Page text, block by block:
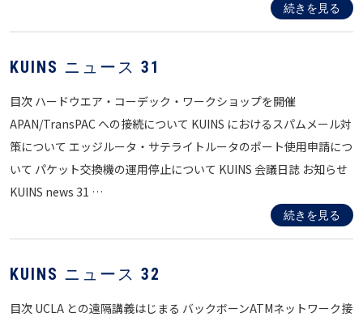
続きを見る
KUINS ニュース 31
目次 ハードウエア・コーデック・ワークショップを開催
APAN/TransPAC への接続について KUINS におけるスパムメール対
策について エッジルータ・サテライトルータのポート使用申請につ
いて パケット交換機の運用停止について KUINS 会議日誌 お知らせ
KUINS news 31 …
続きを見る
KUINS ニュース 32
目次 UCLA との遠隔講義はじまる バックボーンATMネットワーク接